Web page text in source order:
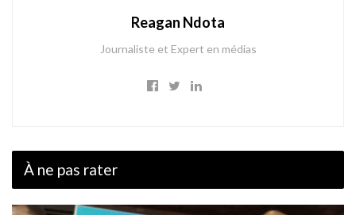
Reagan Ndota
Journaliste et Expert en médias
À ne pas rater